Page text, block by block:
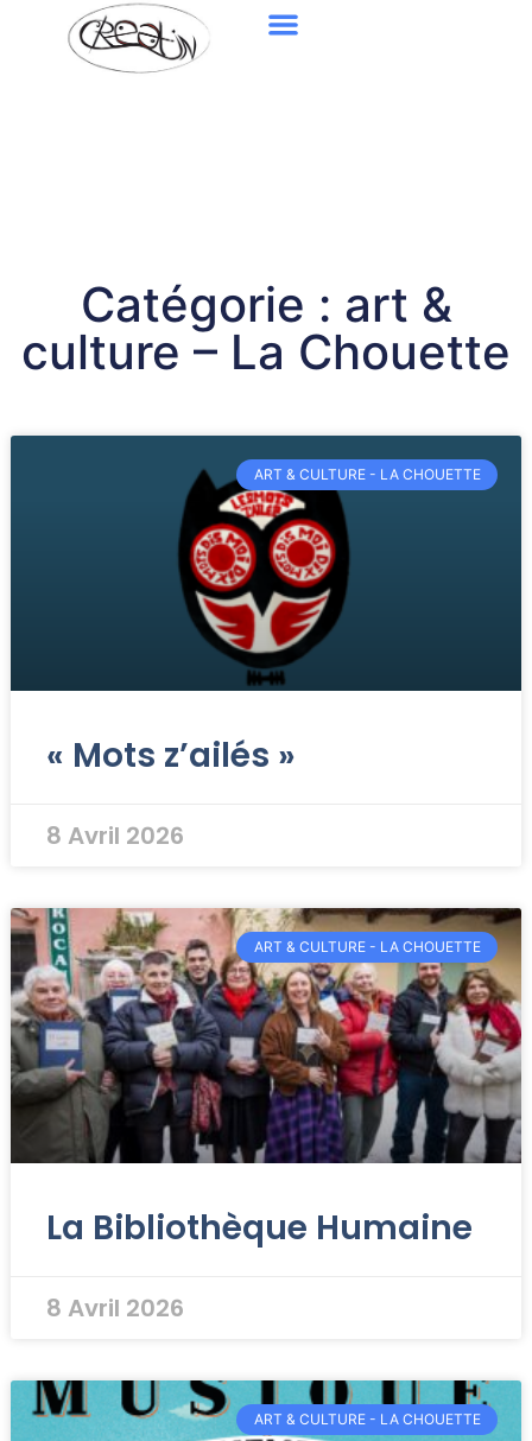
Catégorie : art &
culture – La Chouette
ART & CULTURE - LA CHOUETTE
« Mots z’ailés »
8 Avril 2026
ART & CULTURE - LA CHOUETTE
La Bibliothèque Humaine
8 Avril 2026
ART & CULTURE - LA CHOUETTE